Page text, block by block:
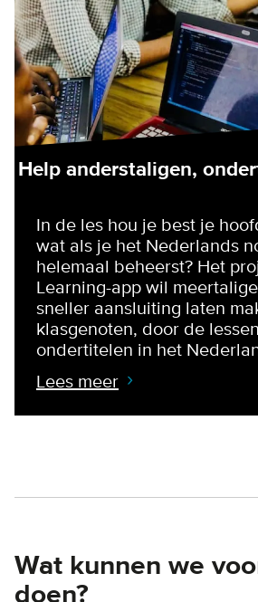
Help anderstaligen,
In de les hou je best je
wat als je het Nederlands
helemaal beheerst? Het
Learning-app wil
sneller aansluiting laten
klasgenoten, door de
ondertitelen in het
Lees meer
Wat kunnen we